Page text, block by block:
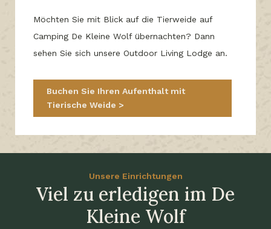
Möchten Sie mit Blick auf die Tierweide auf
Camping De Kleine Wolf übernachten? Dann
sehen Sie sich unsere Outdoor Living Lodge an.
Buchen Sie Ihren Aufenthalt mit
Tierische Weide
Unsere Einrichtungen
Viel zu erledigen im De
Kleine Wolf